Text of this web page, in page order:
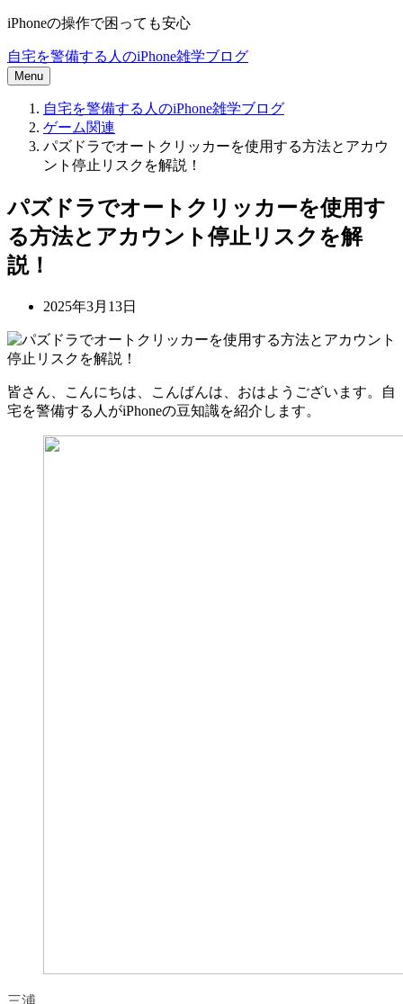
iPhoneの操作で困っても安心
自宅を警備する人のiPhone雑学ブログ
Menu
自宅を警備する人のiPhone雑学ブログ
ゲーム関連
パズドラでオートクリッカーを使用する方法とアカウ
ント停止リスクを解説！
パズドラでオートクリッカーを使用す
る方法とアカウント停止リスクを解
説！
2025年3月13日
皆さん、こんにちは、こんばんは、おはようございます。自
宅を警備する人がiPhoneの豆知識を紹介します。
三浦